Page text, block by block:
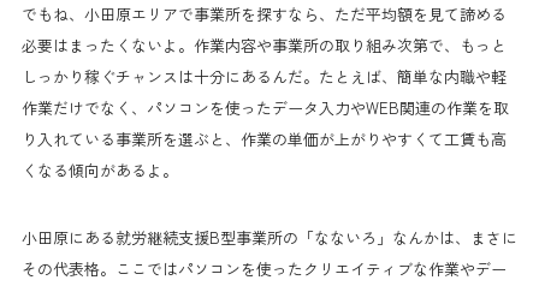
でもね、小田原エリアで事業所を探すなら、ただ平均額を見て諦める
必要はまったくないよ。作業内容や事業所の取り組み次第で、もっと
しっかり稼ぐチャンスは十分にあるんだ。たとえば、簡単な内職や軽
作業だけでなく、パソコンを使ったデータ入力やWEB関連の作業を取
り入れている事業所を選ぶと、作業の単価が上がりやすくて工賃も高
くなる傾向があるよ。
小田原にある就労継続支援B型事業所の「なないろ」なんかは、まさに
その代表格。ここではパソコンを使ったクリエイティブな作業やデー